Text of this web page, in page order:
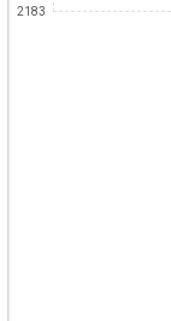
2183